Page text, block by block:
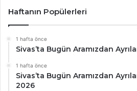
Haftanın Popülerleri
1 hafta önce
Sivas’ta Bugün Aramızdan
1 hafta önce
Sivas’ta Bugün Aramızdan
2026